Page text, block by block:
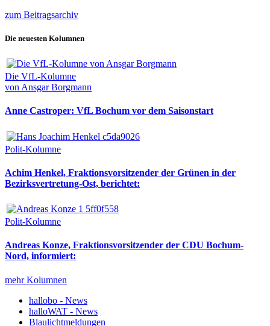
zum Beitragsarchiv
Die neuesten Kolumnen
Die VfL-Kolumne
von Ansgar Borgmann
Anne Castroper: VfL Bochum vor dem Saisonstart
Polit-Kolumne
Achim Henkel, Fraktionsvorsitzender der Grünen in der
Bezirksvertretung-Ost, berichtet:
Polit-Kolumne
Andreas Konze, Fraktionsvorsitzender der CDU Bochum-
Nord, informiert:
mehr Kolumnen
hallobo - News
halloWAT - News
Blaulichtmeldungen